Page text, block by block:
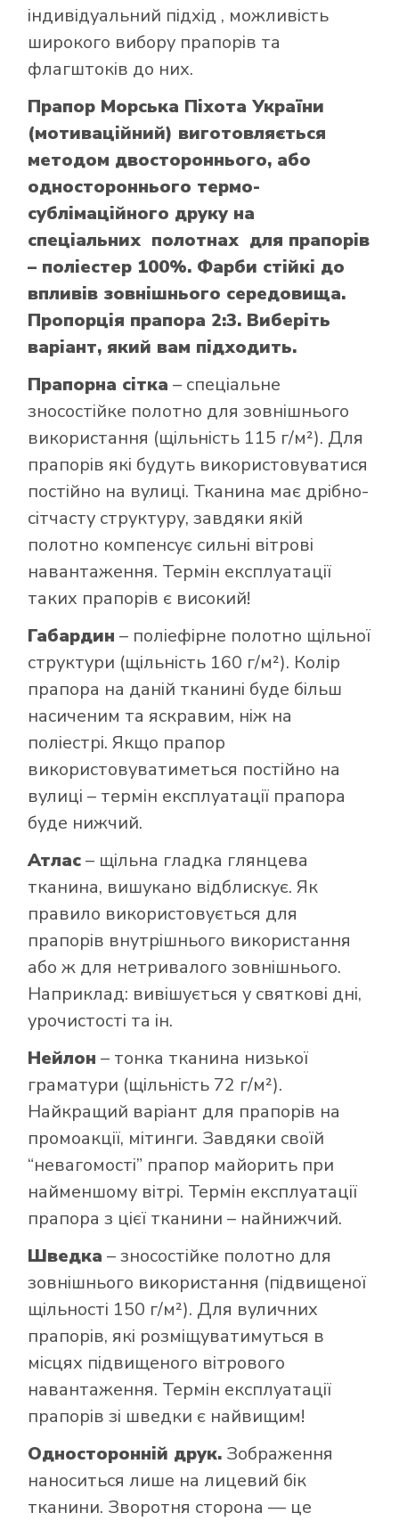
індивідуальний підхід , можливість
широкого вибору прапорів та
флагштоків до них.
Прапор Морська Піхота України
(мотиваційний) виготовляється
методом двостороннього, або
одностороннього термо-
сублімаційного друку на
спеціальних полотнах для прапорів
– поліестер 100%. Фарби стійкі до
впливів зовнішнього середовища.
Пропорція прапора 2:3. Виберіть
варіант, який вам підходить.
Прапорна сітка – спеціальне
зносостійке полотно для зовнішнього
використання (щільність 115 г/м²). Для
прапорів які будуть використовуватися
постійно на вулиці. Тканина має дрібно-
сітчасту структуру, завдяки якій
полотно компенсує сильні вітрові
навантаження. Термін експлуатації
таких прапорів є високий!
Габардин – поліефірне полотно щільної
структури (щільність 160 г/м²). Колір
прапора на даній тканині буде більш
насиченим та яскравим, ніж на
поліестрі. Якщо прапор
використовуватиметься постійно на
вулиці – термін експлуатації прапора
буде нижчий.
Атлас– щільна гладка глянцева
тканина, вишукано відблискує. Як
правило використовується для
прапорів внутрішнього використання
або ж для нетривалого зовнішнього.
Наприклад: вивішується у святкові дні,
урочистості та ін.
Нейлон – тонка тканина низької
граматури (щільність 72 г/м²).
Найкращий варіант для прапорів на
промоакції, мітинги. Завдяки своїй
“невагомості” прапор майорить при
найменшому вітрі. Термін експлуатації
прапора з цієї тканини – найнижчий.
Шведка – зносостійке полотно для
зовнішнього використання (підвищеної
щільності 150 г/м²). Для вуличних
прапорів, які розміщуватимуться в
місцях підвищеного вітрового
навантаження. Термін експлуатації
прапорів зі шведки є найвищим!
Односторонній друк. Зображення
наноситься лише на лицевий бік
тканини. Зворотня сторона — це